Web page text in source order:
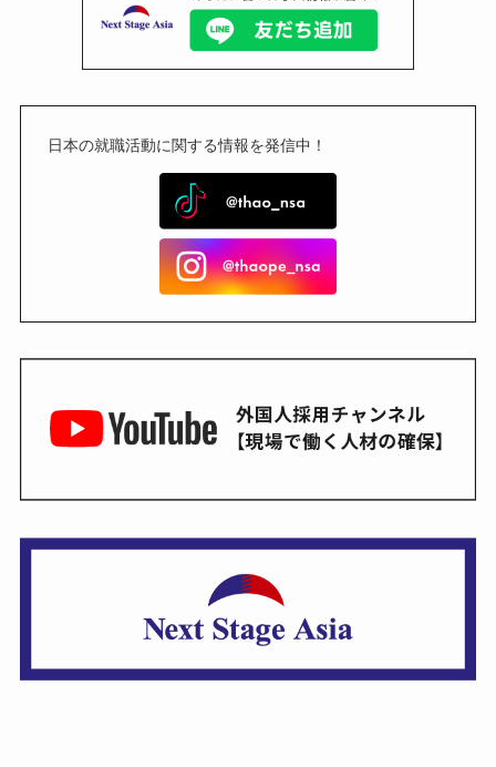
日本の就職活動に関する情報を発信中！